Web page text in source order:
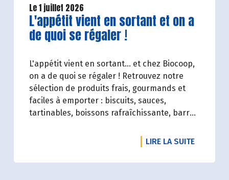
Biocoop dans l’objectif de rendre accessible
et désirable une bio exigeante.
Le 1 juillet 2026
Lire la suite de l'article
L'appétit vient en sortant et on a
de quoi se régaler !
L'appétit vient en sortant... et chez Biocoop,
on a de quoi se régaler ! Retrouvez notre
sélection de produits frais, gourmands et
faciles à emporter : biscuits, sauces,
tartinables, boissons rafraîchissante, barres
une sélection de produits du 2 juillet au 12
LIRE LA SUITEDE